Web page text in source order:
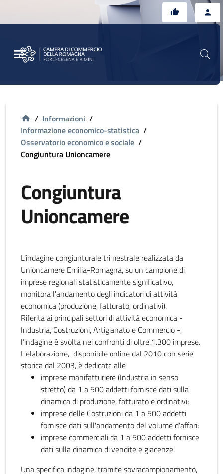
/ Informazioni /
Informazione economico-statistica /
Osservatorio economico e sociale /
Congiuntura Unioncamere
Congiuntura
Unioncamere
L’indagine congiunturale trimestrale realizzata da
Unioncamere Emilia-Romagna, su un campione di
imprese regionali statisticamente significativo,
monitora l'andamento degli indicatori di attività
economica (produzione, fatturato, ordinativi).
Riferita ai principali settori di attività economica -
Industria, Costruzioni, Artigianato e Commercio -,
l’indagine è svolta nei confronti di oltre 1.300 imprese.
L'elaborazione, disponibile online dal 2010 con serie
storica dal 2003, è dedicata alle
imprese manifatturiere (Industria in senso
stretto) da 1 a 500 addetti fornisce dati sulla
dinamica di produzione, fatturato e ordinativi;
imprese delle Costruzioni da 1 a 500 addetti
fornisce dati sull'andamento del volume d'affari;
imprese commerciali da 1 a 500 addetti fornisce
dati sulla dinamica di vendite e giacenze.
Una specifica indagine, tramite sovracampionamento,